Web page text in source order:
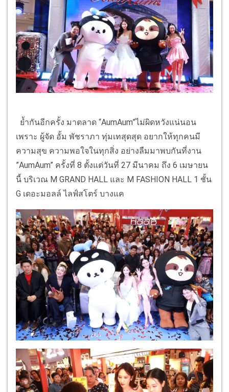
ย้ำกันอีกครั้ง มาตลาด “AumAum”ไม่ผิดหวังแน่นอน
เพราะ ผู้จัด อั้ม พัชราภา ทุ่มเทสุดสุด อยากให้ทุกคนมี
ความสุข ความพอใจในทุกสิ่ง อย่างลืมมาพบกันที่งาน
”AumAum” ครั้งที่ 8 ตั้งแต่วันที่ 27 มีนาคม ถึง 6 เมษายน
นี้ บริเวณ M GRAND HALL และ M FASHION HALL 1 ชั้น
G เดอะมอลล์ ไลฟ์สโตร์ บางแค